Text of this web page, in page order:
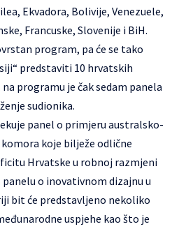
Ekvadora, Bolivije, Venezuele,
Francuske, Slovenije i BiH.
program, pa će se tako
predstaviti 10 hrvatskih
programu je čak sedam panela
sudionika.
panel o primjeru australsko-
koje bilježe odlične
Hrvatske u robnoj razmjeni
o inovativnom dizajnu u
bit će predstavljeno nekoliko
uspjehe kao što je